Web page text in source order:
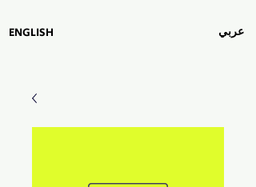
عربي ENGLISH